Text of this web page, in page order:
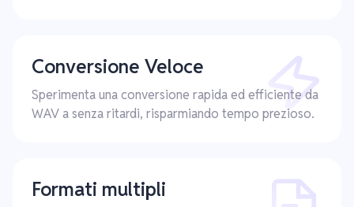
Conversione Veloce
Sperimenta una conversione rapida ed efficiente da
WAV a senza ritardi, risparmiando tempo prezioso.
Formati multipli